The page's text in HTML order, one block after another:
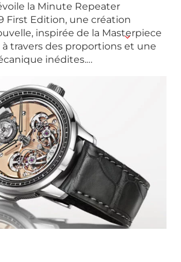
la Minute Repeater
First Edition, une création
inspirée de la Masterpiece
à travers des proportions et une
inédites.…